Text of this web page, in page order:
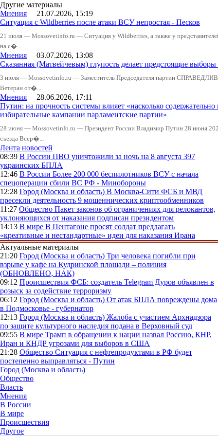
Другие материалы
Мнения 21.07.2026, 15:19
Ситуация с Wildberries после атаки ВСУ непростая - Песков
21 июля — Mossovetinfo.ru — Ситуация у Wildberries, а также у
на с�...
Мнения 03.07.2026, 13:08
Сказанная (Матвейчевым) глупость делает предстоящие
3 июля — Mossovetinfo.ru — Заместитель Председателя партии
Ветеран от�...
Мнения 28.06.2026, 17:11
Путин: на прочность системы влияет «насколько
избирательные кампании парламентские партии»
28 июня — Mossovetinfo.ru — Президент России Владимир Путин 28 июня
съезда Всер�...
Лента новостей
08:39 В России ПВО уничтожили за ночь на 8 августа 397
украинских БПЛА
12:46 В России Более 200 000 беспилотников ВСУ с начала
спецоперации сбили ВС РФ - Минобороны
12:28 Город (Москва и область) В Москва-Сити ФСБ и МВД
пресекли деятельность 9 мошеннических криптообменников
11:27 Общество Пакет законов об ограничениях для релокантов,
уклоняющихся от наказания подписан президентом
14:13 В мире В Пентагоне просят солдат предлагать
«креативные и нестандартные» идеи для наказания Ирана
Актуальные материалы
21:20 Город (Москва и область) Три человека погибли при
взрыве у кафе на Кудринской площади – полиция
(ОБНОВЛЕНО, НАК)
09:12 Происшествия ФСБ: создатель Telegram Дуров объявлен в
розыск за содействие терроризму
06:12 Город (Москва и область) От атак БПЛА повреждены дома
в Подмосковье - губернатор
12:13 Город (Москва и область) Жалоба с участием Архнадзора
по защите культурного наследия подана в Верховный суд
09:55 В мире Трамп в обращении к нации назвал Россию, КНР,
Иран и КНДР угрозами для выборов в США
21:28 Общество Ситуация с нефтепродуктами в РФ будет
постепенно выправляться - Путин
Город (Москва и область)
Общество
Власть
Мнения
В России
В мире
Происшествия
Другое